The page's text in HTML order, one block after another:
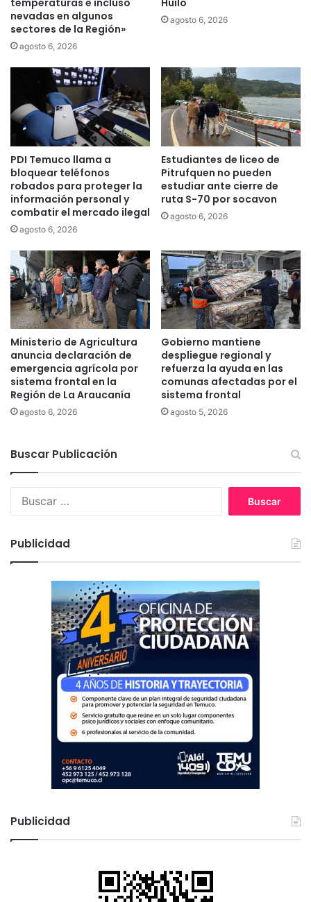
c
t
o
n
c
o
d
e
D
e
p
o
r
t
e
s
T
u
c
o
q
u
é
t
e
g
r
a
n
t
s
d
e
l
a
C
A
M
v
i
n
c
u
d
e
temperaturas e incluso
nevadas en algunos
sectores de la Región»
agosto 6, 2026
Huilo
agosto 6, 2026
PDI Temuco llama a
bloquear teléfonos
robados para proteger la
información personal y
combatir el mercado ilegal
agosto 6, 2026
Estudiantes de liceo de
Pitrufquen no pueden
estudiar ante cierre de
ruta S-70 por socavon
agosto 6, 2026
Ministerio de Agricultura
anuncia declaración de
emergencia agrícola por
sistema frontal en la
Región de La Araucanía
agosto 6, 2026
Gobierno mantiene
despliegue regional y
refuerza la ayuda en las
comunas afectadas por el
sistema frontal
agosto 5, 2026
Buscar Publicación
:
Publicidad
Publicidad